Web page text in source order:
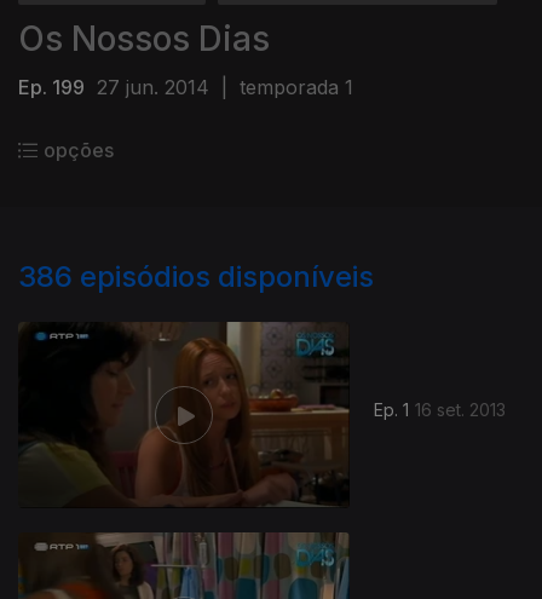
Os Nossos Dias
Ep. 199 27 jun. 2014 temporada 1
opções
386 episódios disponíveis
Ep. 1 16 set. 2013